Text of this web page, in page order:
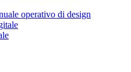
operativo di design